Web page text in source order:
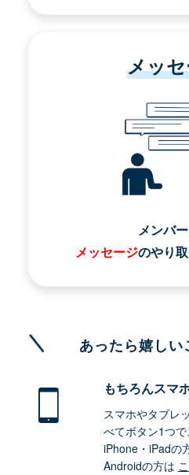
メッ
メンバ
メッセージのやり
あったら嬉しい
もちろんスマ
スマホやタブレ
べてボタン1つで
iPhone・iPadの
Androidの方は